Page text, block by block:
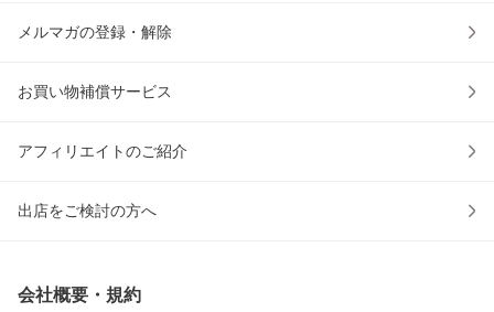
メルマガの登録・解除
お買い物補償サービス
アフィリエイトのご紹介
出店をご検討の方へ
会社概要・規約